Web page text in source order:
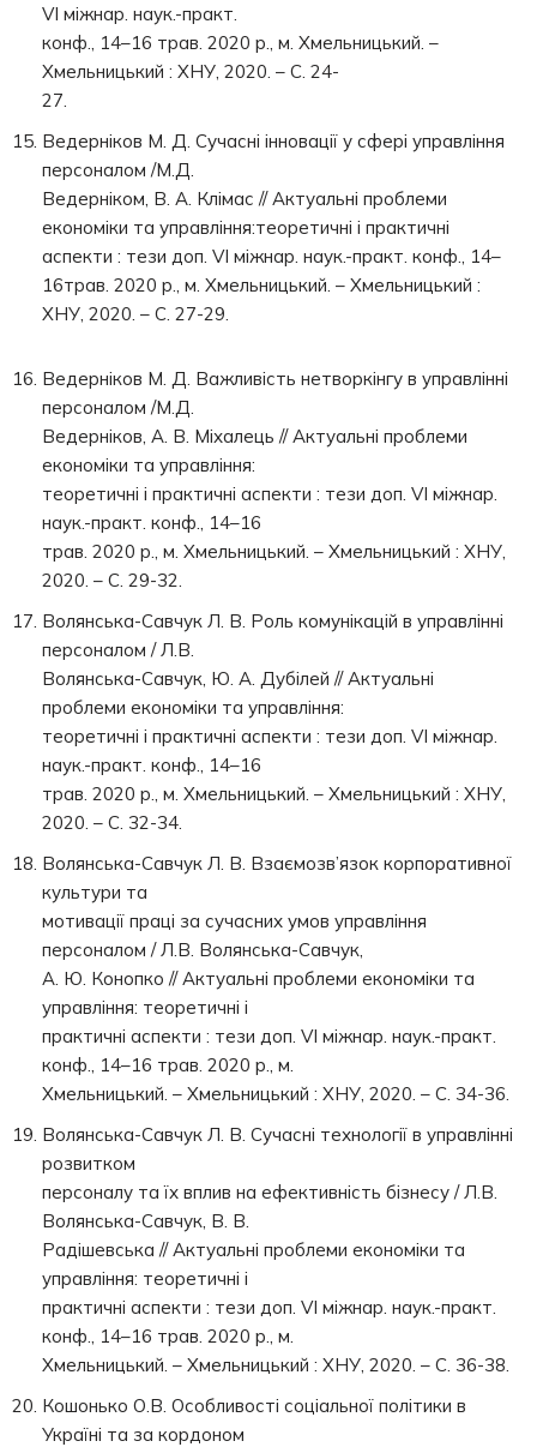
VI міжнар. наук.-практ.
конф., 14–16 трав. 2020 р., м. Хмельницький. –
Хмельницький : ХНУ, 2020. – С. 24-
27.
Ведерніков М. Д. Сучасні інновації у сфері управління
персоналом /М.Д.
Ведерніком, В. А. Клімас // Актуальні проблеми
економіки та управління:теоретичні і практичні
аспекти : тези доп. VI міжнар. наук.-практ. конф., 14–
16трав. 2020 р., м. Хмельницький. – Хмельницький :
ХНУ, 2020. – С. 27-29.
Ведерніков М. Д. Важливість нетворкінгу в управлінні
персоналом /М.Д.
Ведерніков, А. В. Міхалець // Актуальні проблеми
економіки та управління:
теоретичні і практичні аспекти : тези доп. VI міжнар.
наук.-практ. конф., 14–16
трав. 2020 р., м. Хмельницький. – Хмельницький : ХНУ,
2020. – С. 29-32.
Волянська-Савчук Л. В. Роль комунікацій в управлінні
персоналом / Л.В.
Волянська-Савчук, Ю. А. Дубілей // Актуальні
проблеми економіки та управління:
теоретичні і практичні аспекти : тези доп. VI міжнар.
наук.-практ. конф., 14–16
трав. 2020 р., м. Хмельницький. – Хмельницький : ХНУ,
2020. – С. 32-34.
Волянська-Савчук Л. В. Взаємозв’язок корпоративної
культури та
мотивації праці за сучасних умов управління
персоналом / Л.В. Волянська-Савчук,
А. Ю. Конопко // Актуальні проблеми економіки та
управління: теоретичні і
практичні аспекти : тези доп. VI міжнар. наук.-практ.
конф., 14–16 трав. 2020 р., м.
Хмельницький. – Хмельницький : ХНУ, 2020. – С. 34-36.
Волянська-Савчук Л. В. Сучасні технології в управлінні
розвитком
персоналу та їх вплив на ефективність бізнесу / Л.В.
Волянська-Савчук, В. В.
Радішевська // Актуальні проблеми економіки та
управління: теоретичні і
практичні аспекти : тези доп. VI міжнар. наук.-практ.
конф., 14–16 трав. 2020 р., м.
Хмельницький. – Хмельницький : ХНУ, 2020. – С. 36-38.
Кошонько О.В. Особливості соціальної політики в
Україні та за кордоном